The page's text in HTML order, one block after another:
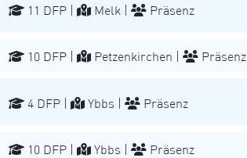
11 DFP | Melk | Präsenz
10 DFP | Petzenkirchen | Präsenz
4 DFP | Ybbs | Präsenz
10 DFP | Ybbs | Präsenz